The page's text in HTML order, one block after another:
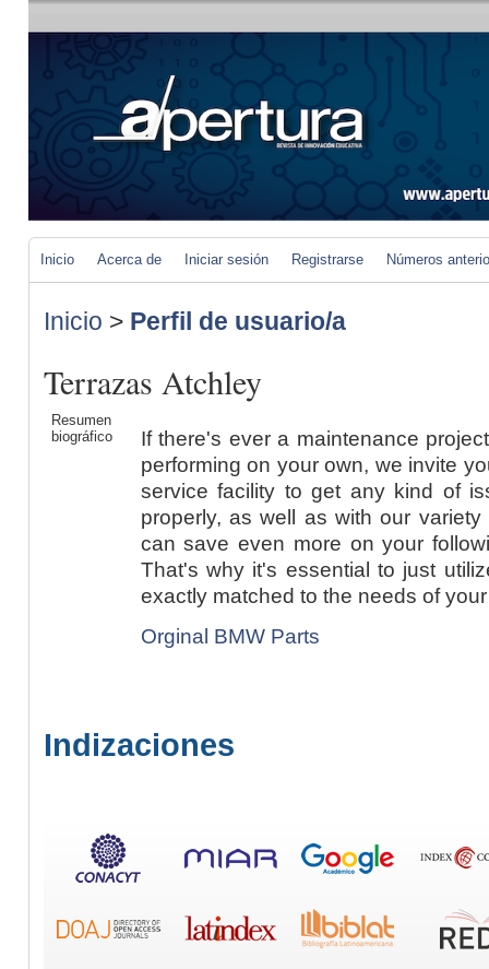
Inicio Acerca de Iniciar sesión Registrarse Números
Inicio > Perfil de usuario/a
Terrazas Atchley
Resumen
biográfico
If there's ever a maintenance
performing on your own, we invite
service facility to get any kind of
properly, as well as with our
can save even more on your
That's why it's essential to just
exactly matched to the needs of
Orginal BMW Parts
Indizaciones